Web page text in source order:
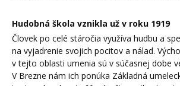
Hudobná škola vznikla už v roku 1919
Človek po celé stáročia využíva hudbu a
na vyjadrenie svojich pocitov a nálad.
v tejto oblasti umenia sú v súčasnej dobe
V Brezne nám ich ponúka Základná